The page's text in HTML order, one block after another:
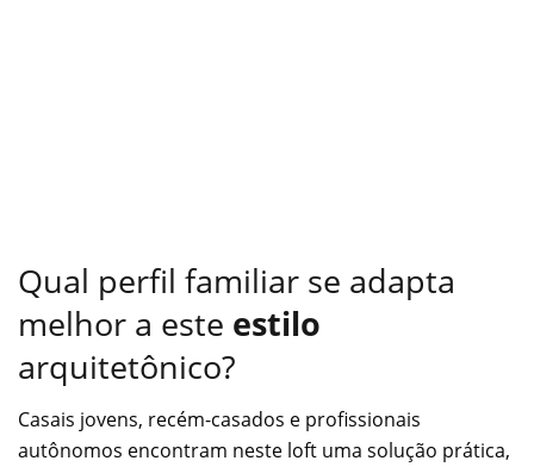
Qual perfil familiar se adapta
melhor a este estilo
arquitetônico?
Casais jovens, recém-casados e profissionais
autônomos encontram neste loft uma solução prática,